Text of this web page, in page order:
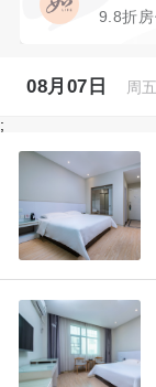
9.8折
08月07日 周
;